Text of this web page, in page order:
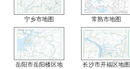
宁乡市地图 常熟市地图
岳阳市岳阳楼区地 长沙市开福区地图